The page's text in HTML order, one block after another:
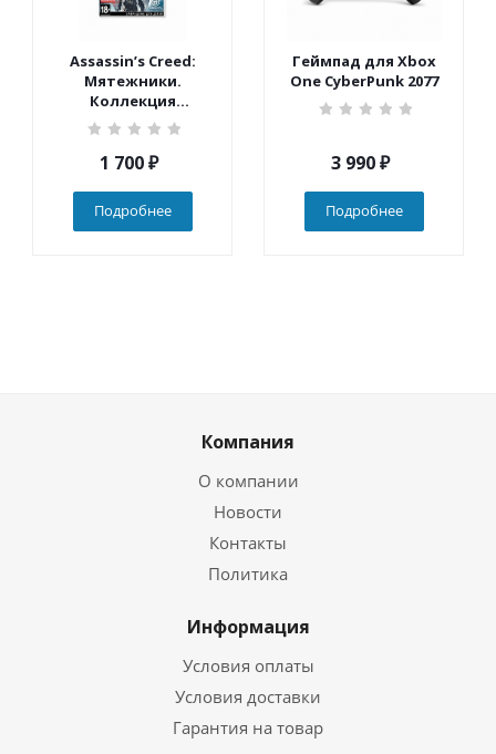
Assassin’s Creed:
Мятежники.
Коллекция
(Nintendo Switch)
1 700₽
Подробнее
Геймпад для Xbox
One CyberPunk 2077
3 990₽
Подробнее
Компания
О компании
Новости
Контакты
Политика
Информация
Условия оплаты
Условия доставки
Гарантия на товар